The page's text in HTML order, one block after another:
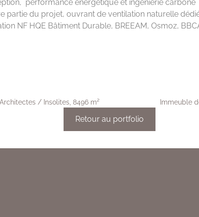
performance énergétique et ingénierie carbone
partie du projet, ouvrant de ventilation naturelle
NF HQE Bâtiment Durable, BREEAM, Osmoz,
/ Insolites, 8496 m² Immeuble
Retour au portfolio